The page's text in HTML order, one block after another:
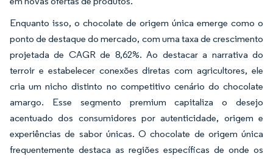
Enquanto isso, o chocolate de origem única emerge como o
ponto de destaque do mercado, com uma taxa de crescimento
projetada de CAGR de 8,62%. Ao destacar a narrativa do
terroir e estabelecer conexões diretas com agricultores, ele
cria um nicho distinto no competitivo cenário do chocolate
amargo. Esse segmento premium capitaliza o desejo
acentuado dos consumidores por autenticidade, origem e
experiências de sabor únicas. O chocolate de origem única
frequentemente destaca as regiões específicas de onde os